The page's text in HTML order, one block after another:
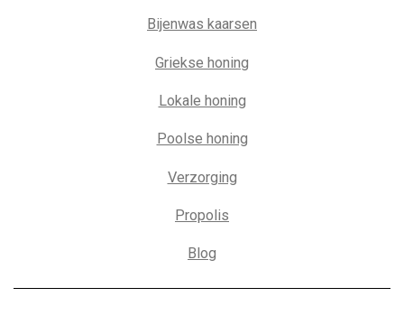
Bijenwas kaarsen
Griekse honing
Lokale honing
Poolse honing
Verzorging
Propolis
Blog